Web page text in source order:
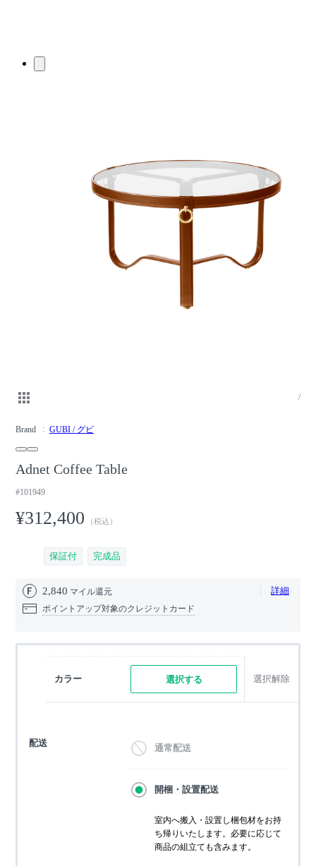
/
Brand GUBI / グビ
Adnet Coffee Table
#101949
¥312,400 （税込）
保証付 完成品
2,840 マイル還元 詳細
ポイントアップ対象のクレジットカード
カラー 選択する 選択解除
配送 通常配送
開梱・設置配送
室内へ搬入・設置し梱包材をお持
ち帰りいたします。必要に応じて
商品の組立ても含みます。